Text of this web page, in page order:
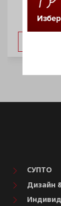
СУПТО
Дизайн